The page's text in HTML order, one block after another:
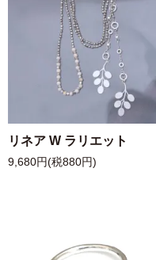
リネア W ラリエット
9,680円(税880円)